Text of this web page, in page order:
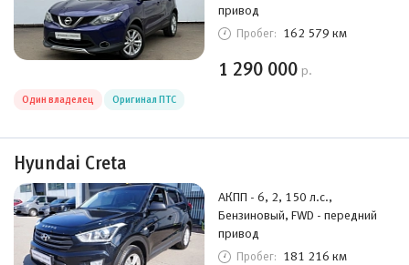
привод
Пробег: 162 579 км
1 290 000 р.
Один владелец Оригинал ПТС
Hyundai Creta
АКПП - 6, 2, 150 л.с.,
Бензиновый, FWD - передний
привод
Пробег: 181 216 км